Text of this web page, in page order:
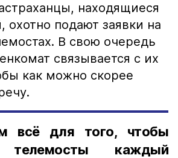
находящиеся
охотно подают заявки на
В свою очередь
связывается с их
как можно скорее
всё для того, чтобы
телемосты каждый